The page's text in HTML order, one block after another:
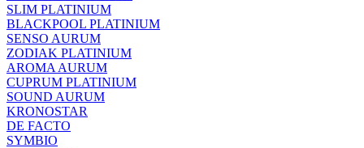
SLIM PLATINIUM
BLACKPOOL PLATINIUM
SENSO AURUM
ZODIAK PLATINIUM
AROMA AURUM
CUPRUM PLATINIUM
SOUND AURUM
KRONOSTAR
DE FACTO
SYMBIO